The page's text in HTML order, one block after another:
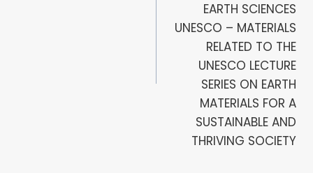
EARTH SCIENCES
UNESCO – MATERIALS
RELATED TO THE
UNESCO LECTURE
SERIES ON EARTH
MATERIALS FOR A
SUSTAINABLE AND
THRIVING SOCIETY